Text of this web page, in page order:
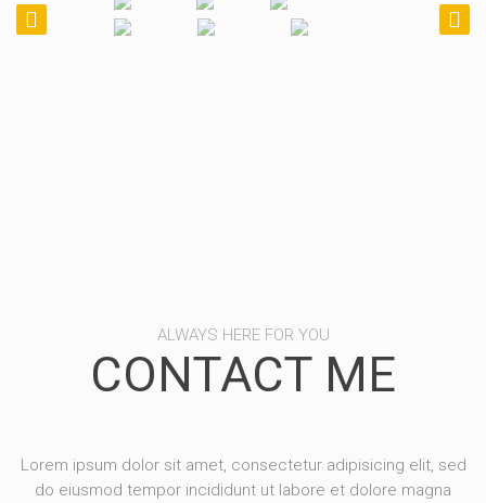
ALWAYS HERE FOR YOU
CONTACT ME
Lorem ipsum dolor sit amet, consectetur adipisicing elit, sed
do eiusmod tempor incididunt ut labore et dolore magna